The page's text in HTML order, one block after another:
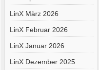
LinX März 2026
LinX Februar 2026
LinX Januar 2026
LinX Dezember 2025